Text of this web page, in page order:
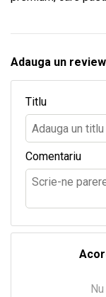
Adauga un
Titlu
Comentariu